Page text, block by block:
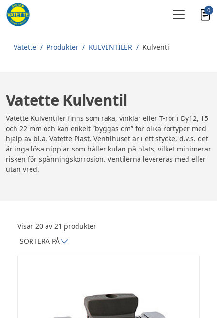
Skip to main content
0
Vatette Produkter KULVENTILER Kulventil
Vatette Kulventil
Vatette Kulventiler finns som raka, vinklar eller T-rör i Dy12, 15
och 22 mm och kan enkelt ”byggas om” för olika rörtyper med
hjälp av bl.a. Vatette Plast. Ventilhuset är i ett stycke, d.v.s. det
är inga lösa nipplar som håller kulan på plats, vilket minimerar
risken för spänningskorrosion. Ventilerna levereras med eller
utan vred.
Visar 20 av 21 produkter